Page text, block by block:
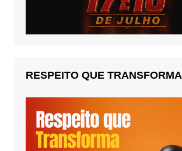
RESPEITO QUE TRANSFORMA